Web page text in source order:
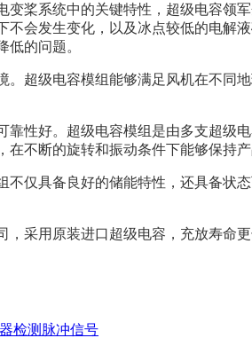
变桨系统中的关键特性，超级电容领
不会发生变化，以及冰点较低的电解
低的问题。
。超级电容模组能够满足风机在不同
靠性好。超级电容模组是由多支超级
在不断的旋转和振动条件下能够保持产
不仅具备良好的储能特性，还具备状
，采用原装进口超级电容，充放寿命
检测脉冲信号